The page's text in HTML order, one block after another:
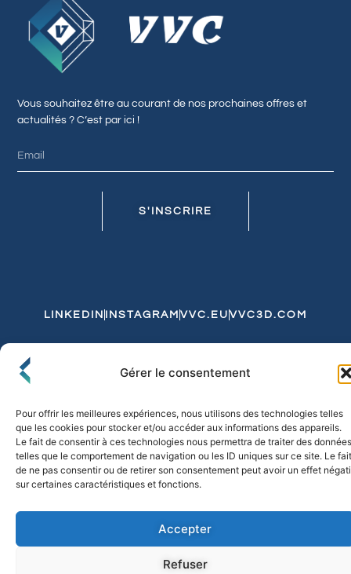
Gérer le consentement
Pour offrir les meilleures expériences, nous utilisons des technologies telles
que les cookies pour stocker et/ou accéder aux informations des appareils.
Le fait de consentir à ces technologies nous permettra de traiter des données
telles que le comportement de navigation ou les ID uniques sur ce site. Le fait
de ne pas consentir ou de retirer son consentement peut avoir un effet
sur certaines caractéristiques et fonctions.
Accepter
Refuser
Vous souhaitez être au courant de nos prochaines offres et
actualités ? C’est par ici !
S'INSCRIRE
LINKEDIN INSTAGRAM VVC.EU VVC3D.COM
Politique de Confidentialité et de CookiesExpédition et Livraison
© 2026 FLO & CO. All Rights Reserved